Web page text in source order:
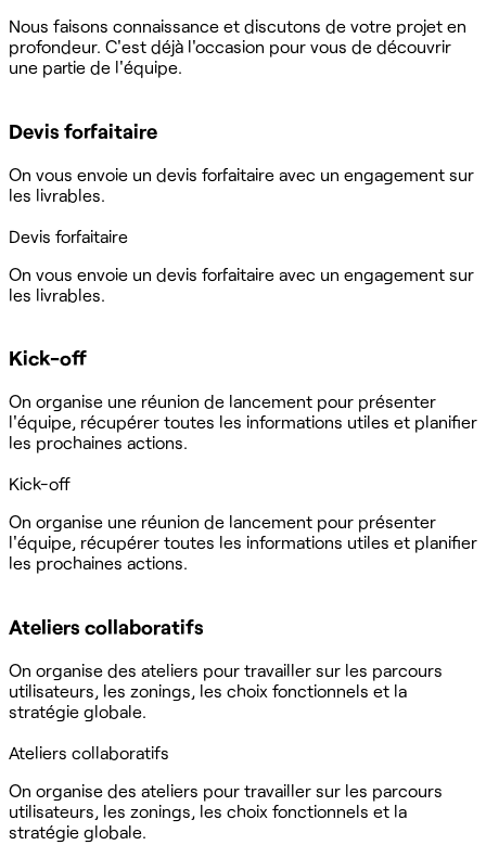
Nous faisons connaissance et discutons de votre projet en
profondeur. C'est déjà l'occasion pour vous de découvrir
une partie de l'équipe.
Devis forfaitaire
On vous envoie un devis forfaitaire avec un engagement sur
les livrables.
Devis forfaitaire
On vous envoie un devis forfaitaire avec un engagement sur
les livrables.
Kick-off
On organise une réunion de lancement pour présenter
l'équipe, récupérer toutes les informations utiles et planifier
les prochaines actions.
Kick-off
On organise une réunion de lancement pour présenter
l'équipe, récupérer toutes les informations utiles et planifier
les prochaines actions.
Ateliers collaboratifs
On organise des ateliers pour travailler sur les parcours
utilisateurs, les zonings, les choix fonctionnels et la
stratégie globale.
Ateliers collaboratifs
On organise des ateliers pour travailler sur les parcours
utilisateurs, les zonings, les choix fonctionnels et la
stratégie globale.